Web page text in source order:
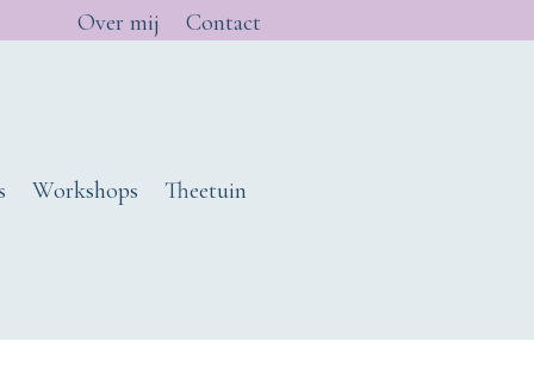
Over mij Contact
Workshops Theetuin